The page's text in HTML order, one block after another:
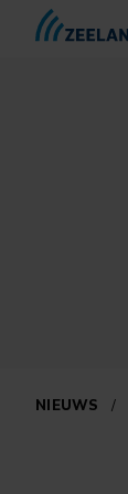
NIEUWS /